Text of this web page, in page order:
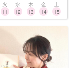
火
11
水
12
木
13
金
14
土
15